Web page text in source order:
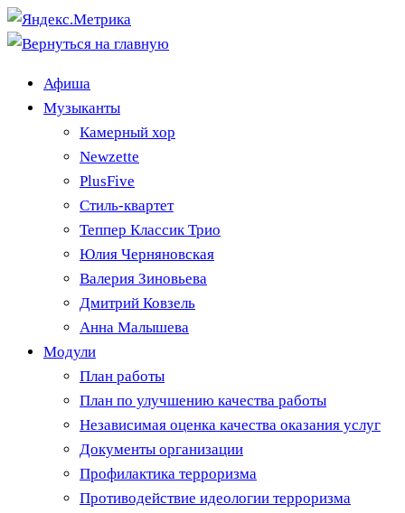
Афиша
Музыканты
Камерный хор
Newzette
PlusFive
Стиль-квартет
Теппер Классик Трио
Юлия Черняновская
Валерия Зиновьева
Дмитрий Ковзель
Анна Малышева
Модули
План работы
План по улучшению качества работы
Независимая оценка качества оказания услуг
Документы организации
Профилактика терроризма
Противодействие идеологии терроризма